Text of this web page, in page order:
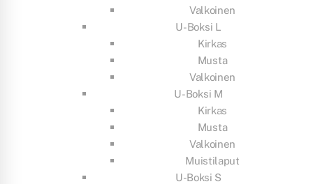
Valkoinen
U-Boksi L
Kirkas
Musta
Valkoinen
U-Boksi M
Kirkas
Musta
Valkoinen
Muistilaput
U-Boksi S